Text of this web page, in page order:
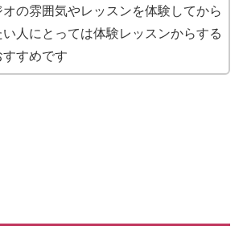
オの雰囲気やレッスンを体験してから
い人にとっては体験レッスンからする
すすめです